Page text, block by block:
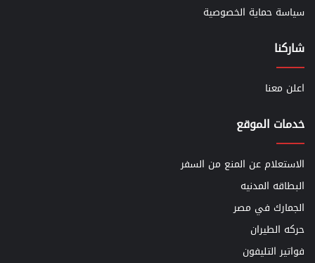
سياسة حماية الخصوصية
شاركنا
اعلن معنا
خدمات الموقع
الاستعلام عن المنع من السفر
البطاقه المدنيه
الجمارك في مصر
حركه الطيران
فواتير التليفون